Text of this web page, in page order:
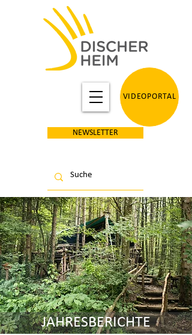
VIDEOPORTAL
NEWSLETTER
JAHRESBERICHTE